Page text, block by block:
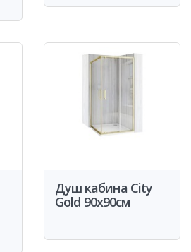
Душ кабина City
Gold 90x90см